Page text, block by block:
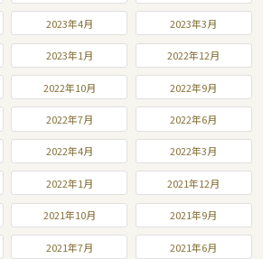
2023年4月 2023年3月
2023年1月 2022年12月
2022年10月 2022年9月
2022年7月 2022年6月
2022年4月 2022年3月
2022年1月 2021年12月
2021年10月 2021年9月
2021年7月 2021年6月